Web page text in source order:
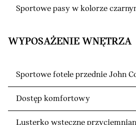
Sportowe pasy w kolorze
WYPOSAŻENIE WNĘTRZA
Sportowe fotele przednie John
Dostęp komfortowy
Lusterko wsteczne